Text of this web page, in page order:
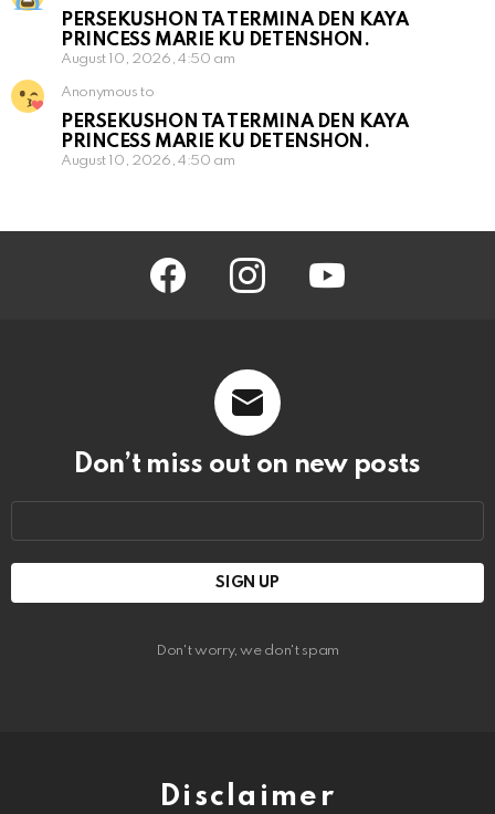
PERSEKUSHON TA TERMINA DEN KAYA
PRINCESS MARIE KU DETENSHON.
August 10, 2026, 4:50 am
Anonymous to
PERSEKUSHON TA TERMINA DEN KAYA
PRINCESS MARIE KU DETENSHON.
August 10, 2026, 4:50 am
facebook instagram youtube
Don’t miss out on new posts
Don't worry, we don't spam
Disclaimer